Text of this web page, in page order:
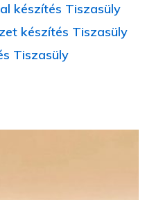
készítés Tiszasüly
készítés Tiszasüly
Tiszasüly